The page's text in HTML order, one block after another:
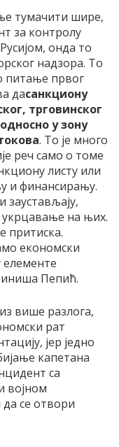
тумачити шире,
за контролу
онда то
надзора. То
питање првог
дасанкциону
трговинског
у зону
. То је много
реч само о томе
листу или
и финансирању.
заустављају,
на њих.
притиска.
економски
елементе
Пепић.
више разлога,
рат
јер једно
капетана
са
војном
се отвори